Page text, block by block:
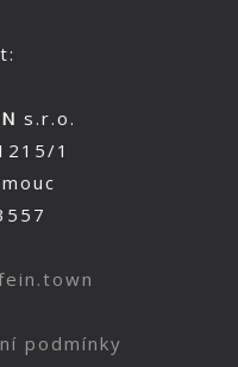
s.r.o.
1
podmínky